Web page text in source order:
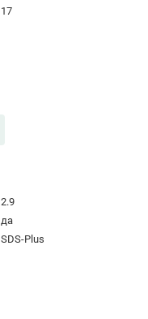
17
2.9
да
SDS-Plus